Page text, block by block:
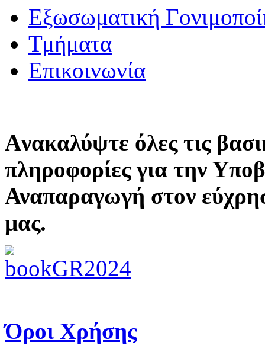
Εξωσωματική
Τμήματα
Επικοινωνία
Aνακαλύψτε όλες τις
πληροφορίες για την
Αναπαραγωγή στον
μας.
Όροι Χρήσης